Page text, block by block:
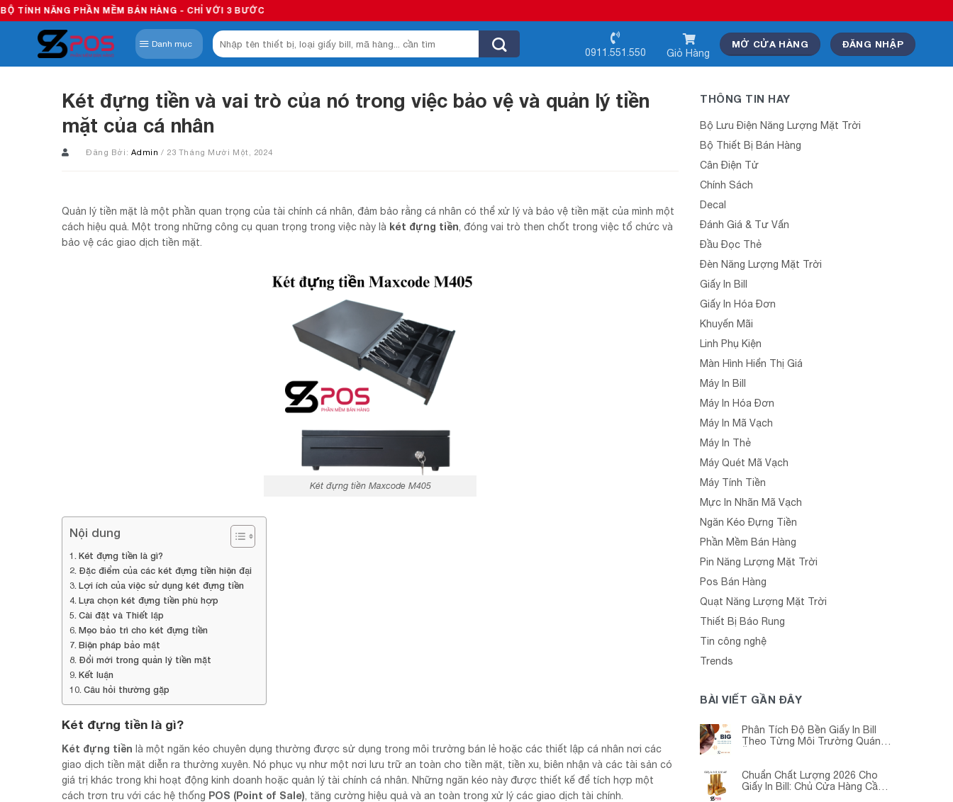
Skip
to
content
MỀM BÁN HÀNG - CHỈ VỚI 3 BƯỚC
Danh mục
Tìm
kiếm:
0911.551.550 Giỏ Hàng
MỞ CỬA HÀNG ĐĂNG NHẬP
Két đựng tiền và vai trò của nó trong việc bảo vệ và quản lý tiền
mặt của cá nhân
Đăng Bởi: Admin / 23 Tháng Mười Một, 2024
Quản lý tiền mặt là một phần quan trọng của tài chính cá nhân, đảm bảo rằng cá nhân có thể xử lý và bảo vệ tiền mặt của mình một
cách hiệu quả. Một trong những công cụ quan trọng trong việc này là két đựng tiền , đóng vai trò then chốt trong việc tổ chức và
bảo vệ các giao dịch tiền mặt.
Két đựng tiền Maxcode M405
Nội dung
Két đựng tiền là gì?
Đặc điểm của các két đựng tiền hiện đại
Lợi ích của việc sử dụng két đựng tiền
Lựa chọn két đựng tiền phù hợp
Cài đặt và Thiết lập
Mẹo bảo trì cho két đựng tiền
Biện pháp bảo mật
Đổi mới trong quản lý tiền mặt
Kết luận
Câu hỏi thường gặp
Két đựng tiền là gì?
Két đựng tiền là một ngăn kéo chuyên dụng thường được sử dụng trong môi trường bán lẻ hoặc các thiết lập cá nhân nơi các
giao dịch tiền mặt diễn ra thường xuyên. Nó phục vụ như một nơi lưu trữ an toàn cho tiền mặt, tiền xu, biên nhận và các tài sản có
giá trị khác trong khi hoạt động kinh doanh hoặc quản lý tài chính cá nhân. Những ngăn kéo này được thiết kế để tích hợp một
cách trơn tru với các hệ thống POS (Point of Sale) , tăng cường hiệu quả và an toàn trong xử lý các giao dịch tài chính.
THÔNG TIN HAY
Bộ Lưu Điện Năng Lượng Mặt Trời
Bộ Thiết Bị Bán Hàng
Cân Điện Tử
Chính Sách
Decal
Đánh Giá & Tư Vấn
Đầu Đọc Thẻ
Đèn Năng Lượng Mặt Trời
Giấy In Bill
Giấy In Hóa Đơn
Khuyến Mãi
Linh Phụ Kiện
Màn Hình Hiển Thị Giá
Máy In Bill
Máy In Hóa Đơn
Máy In Mã Vạch
Máy In Thẻ
Máy Quét Mã Vạch
Máy Tính Tiền
Mực In Nhãn Mã Vạch
Ngăn Kéo Đựng Tiền
Phần Mềm Bán Hàng
Pin Năng Lượng Mặt Trời
Pos Bán Hàng
Quạt Năng Lượng Mặt Trời
Thiết Bị Báo Rung
Tin công nghệ
Trends
BÀI VIẾT GẦN ĐÂY
Phân Tích Độ Bền Giấy In Bill
Theo Từng Môi Trường Quán
Chuẩn Chất Lượng 2026 Cho
Giấy In Bill: Chủ Cửa Hàng Cần